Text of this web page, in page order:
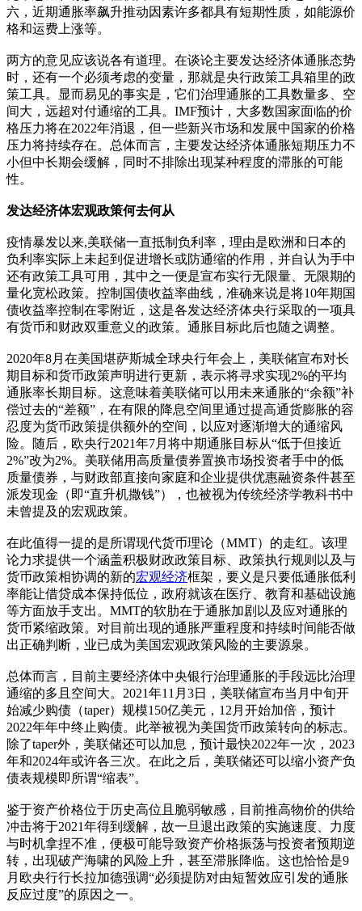
六，近期通胀率飙升推动因素许多都具有短期性质，如能源价
格和运费上涨等。
两方的意见应该说各有道理。在谈论主要发达经济体通胀态势
时，还有一个必须考虑的变量，那就是央行政策工具箱里的政
策工具。显而易见的事实是，它们治理通胀的工具数量多、空
间大，远超对付通缩的工具。IMF预计，大多数国家面临的价
格压力将在2022年消退，但一些新兴市场和发展中国家的价格
压力将持续存在。总体而言，主要发达经济体通胀短期压力不
小但中长期会缓解，同时不排除出现某种程度的滞胀的可能
性。
发达经济体宏观政策何去何从
疫情暴发以来,美联储一直抵制负利率，理由是欧洲和日本的
负利率实际上未起到促进增长或防通缩的作用，并自认为手中
还有政策工具可用，其中之一便是宣布实行无限量、无限期的
量化宽松政策。控制国债收益率曲线，准确来说是将10年期国
债收益率控制在零附近，这是各发达经济体央行采取的一项具
有货币和财政双重意义的政策。通胀目标此后也随之调整。
2020年8月在美国堪萨斯城全球央行年会上，美联储宣布对长
期目标和货币政策声明进行更新，表示将寻求实现2%的平均
通胀率长期目标。这意味着美联储可以用未来通胀的“余额”补
偿过去的“差额”，在有限的降息空间里通过提高通货膨胀的容
忍度为货币政策提供额外的空间，以应对逐渐增大的通缩风
险。随后，欧央行2021年7月将中期通胀目标从“低于但接近
2%”改为2%。美联储用高质量债券置换市场投资者手中的低
质量债券，与财政部直接向家庭和企业提供优惠融资条件甚至
派发现金（即“直升机撒钱”），也被视为传统经济学教科书中
未曾提及的宏观政策。
在此值得一提的是所谓现代货币理论（MMT）的走红。该理
论力求提供一个涵盖积极财政政策目标、政策执行规则以及与
货币政策相协调的新的宏观经济框架，要义是只要低通胀低利
率能让借贷成本保持低位，政府就该在医疗、教育和基础设施
等方面放手支出。MMT的软肋在于通胀加剧以及应对通胀的
货币紧缩政策。对目前出现的通胀严重程度和持续时间能否做
出正确判断，业已成为美国宏观政策风险的主要源泉。
总体而言，目前主要经济体中央银行治理通胀的手段远比治理
通缩的多且空间大。2021年11月3日，美联储宣布当月中旬开
始减少购债（taper）规模150亿美元，12月开始加倍，预计
2022年年中终止购债。此举被视为美国货币政策转向的标志。
除了taper外，美联储还可以加息，预计最快2022年一次，2023
年和2024年或许各三次。在此之后，美联储还可以缩小资产负
债表规模即所谓“缩表”。
鉴于资产价格位于历史高位且脆弱敏感，目前推高物价的供给
冲击将于2021年得到缓解，故一旦退出政策的实施速度、力度
与时机拿捏不准，便极可能导致资产价格振荡与投资者预期逆
转，出现破产海啸的风险上升，甚至滞胀降临。这也恰恰是9
月欧央行行长拉加德强调“必须提防对由短暂效应引发的通胀
反应过度”的原因之一。